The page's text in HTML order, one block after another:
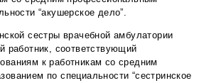
“акушерское дело”.
сестры врачебной амбулатории
работник, соответствующий
к работникам со средним
по специальности “сестринское